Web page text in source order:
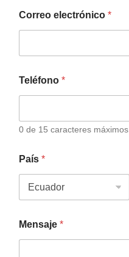
Correo electrónico *
Teléfono *
0 de 15 caracteres máximos.
País *
Mensaje *